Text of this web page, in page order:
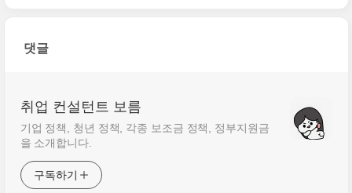
댓글
취업 컨설턴트 보름
기업 정책, 청년 정책, 각종 보조금 정책, 정부지원금
을 소개합니다.
구독하기